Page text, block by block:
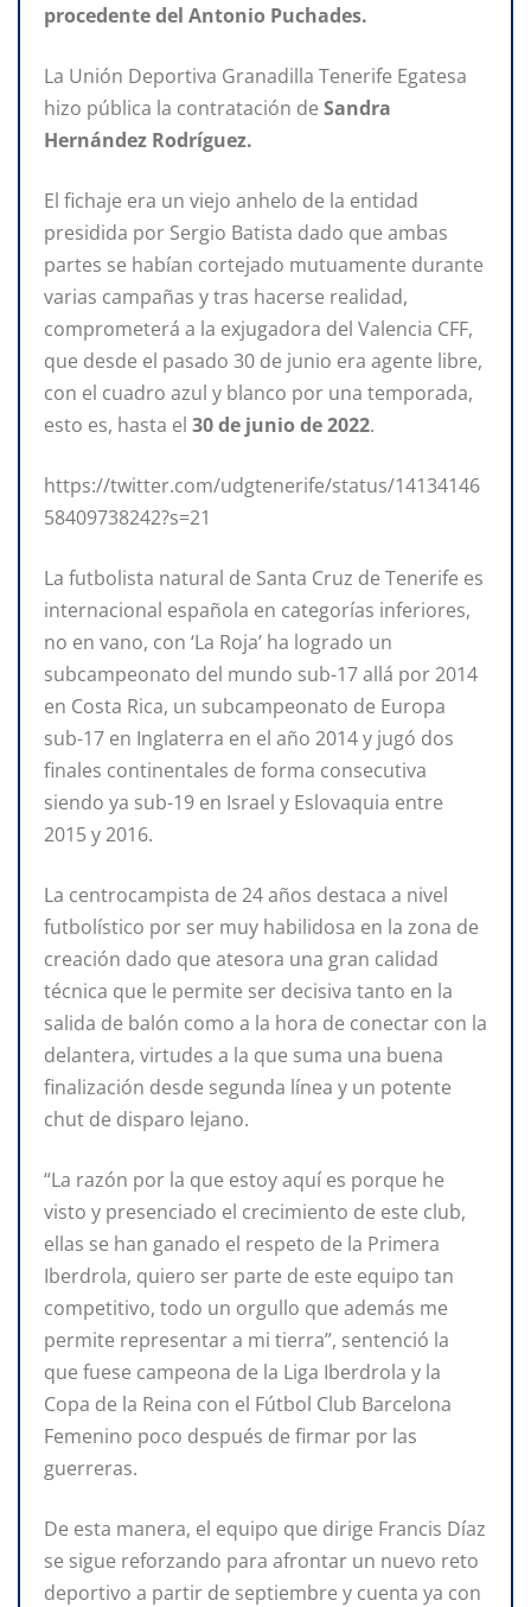
procedente del Antonio Puchades.
La Unión Deportiva Granadilla Tenerife Egatesa
hizo pública la contratación de Sandra
Hernández Rodríguez.
El fichaje era un viejo anhelo de la entidad
presidida por Sergio Batista dado que ambas
partes se habían cortejado mutuamente durante
varias campañas y tras hacerse realidad,
comprometerá a la exjugadora del Valencia CFF,
que desde el pasado 30 de junio era agente libre,
con el cuadro azul y blanco por una temporada,
esto es, hasta el 30de junio de2022.
https://twitter.com/udgtenerife/status/14134146
58409738242?s=21
La futbolista natural de Santa Cruz de Tenerife es
internacional española en categorías inferiores,
no en vano, con ‘La Roja’ ha logrado un
subcampeonato del mundo sub-17 allá por 2014
en Costa Rica, un subcampeonato de Europa
sub-17 en Inglaterra en el año 2014 y jugó dos
finales continentales de forma consecutiva
siendo ya sub-19 en Israel y Eslovaquia entre
2015 y 2016.
La centrocampista de 24 años destaca a nivel
futbolístico por ser muy habilidosa en la zona de
creación dado que atesora una gran calidad
técnica que le permite ser decisiva tanto en la
salida de balón como a la hora de conectar con la
delantera, virtudes a la que suma una buena
finalización desde segunda línea y un potente
chut de disparo lejano.
“La razón por la que estoy aquí es porque he
visto y presenciado el crecimiento de este club,
ellas se han ganado el respeto de la Primera
Iberdrola, quiero ser parte de este equipo tan
competitivo, todo un orgullo que además me
permite representar a mi tierra”, sentenció la
que fuese campeona de la Liga Iberdrola y la
Copa de la Reina con el Fútbol Club Barcelona
Femenino poco después de firmar por las
guerreras.
De esta manera, el equipo que dirige Francis Díaz
se sigue reforzando para afrontar un nuevo reto
deportivo a partir de septiembre y cuenta ya con